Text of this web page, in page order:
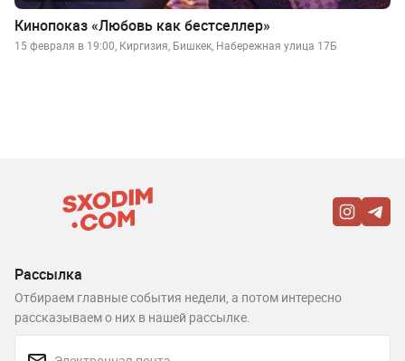
Кинопоказ «Любовь как бестселлер»
15 февраля в 19:00, Киргизия, Бишкек, Набережная улица 17Б
Рассылка
Отбираем главные события недели, а потом интересно
рассказываем о них в нашей рассылке.